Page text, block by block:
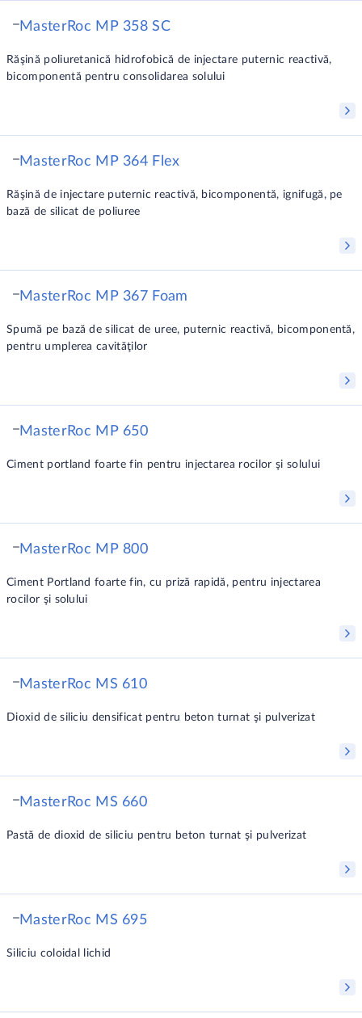
MasterRoc MP 358 SC
Răşină poliuretanică hidrofobică de injectare puternic reactivă,
bicomponentă pentru consolidarea solului
MasterRoc MP 364 Flex
Răşină de injectare puternic reactivă, bicomponentă, ignifugă, pe
bază de silicat de poliuree
MasterRoc MP 367 Foam
Spumă pe bază de silicat de uree, puternic reactivă, bicomponentă,
pentru umplerea cavităţilor
MasterRoc MP 650
Ciment portland foarte fin pentru injectarea rocilor şi solului
MasterRoc MP 800
Ciment Portland foarte fin, cu priză rapidă, pentru injectarea
rocilor şi solului
MasterRoc MS 610
Dioxid de siliciu densificat pentru beton turnat şi pulverizat
MasterRoc MS 660
Pastă de dioxid de siliciu pentru beton turnat şi pulverizat
MasterRoc MS 695
Siliciu coloidal lichid